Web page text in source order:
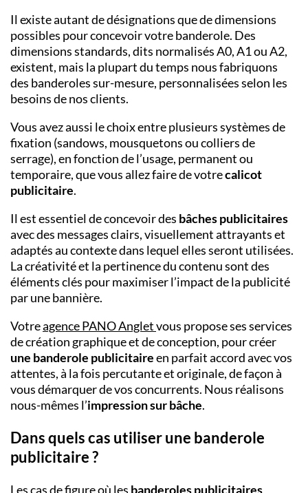
Il existe autant de désignations que de dimensions
possibles pour concevoir votre banderole. Des
dimensions standards, dits normalisés A0, A1 ou A2,
existent, mais la plupart du temps nous fabriquons
des banderoles sur-mesure, personnalisées selon les
besoins de nos clients.
Vous avez aussi le choix entre plusieurs systèmes de
fixation (sandows, mousquetons ou colliers de
serrage), en fonction de l’usage, permanent ou
temporaire, que vous allez faire de votrecalicot
publicitaire.
Il est essentiel de concevoir des bâches publicitaires
avec des messages clairs, visuellement attrayants et
adaptés au contexte dans lequel elles seront utilisées.
La créativité et la pertinence du contenu sont des
éléments clés pour maximiser l’impact de la publicité
par une bannière.
Votreagence PANO Angletvous propose ses services
de création graphique et de conception, pour créer
une banderole publicitaireen parfait accord avec vos
attentes, à la fois percutante et originale, de façon à
vous démarquer de vos concurrents. Nous réalisons
nous-mêmes l’impression sur bâche.
Dans quels cas utiliser une banderole
publicitaire ?
Les cas de figure où les banderoles publicitaires